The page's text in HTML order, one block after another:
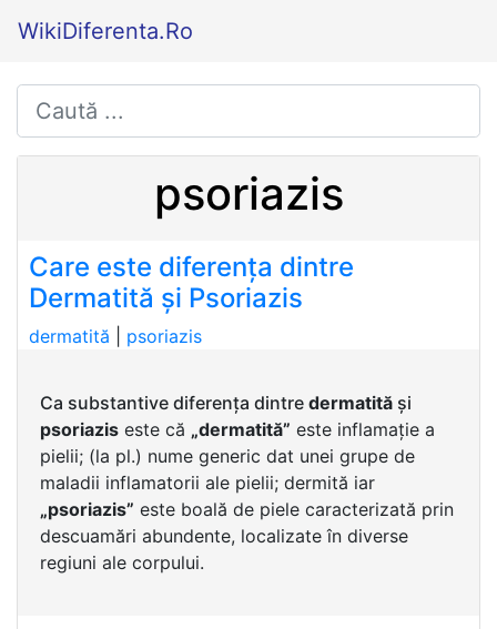
WikiDiferenta.Ro
psoriazis
Care este diferența dintre
Dermatită și Psoriazis
dermatită psoriazis
Ca substantive diferența dintre dermatită și
psoriazis este că „dermatită” este inflamație a
pielii; (la pl.) nume generic dat unei grupe de
maladii inflamatorii ale pielii; dermită iar
„psoriazis” este boală de piele caracterizată prin
descuamări abundente, localizate în diverse
regiuni ale corpului.